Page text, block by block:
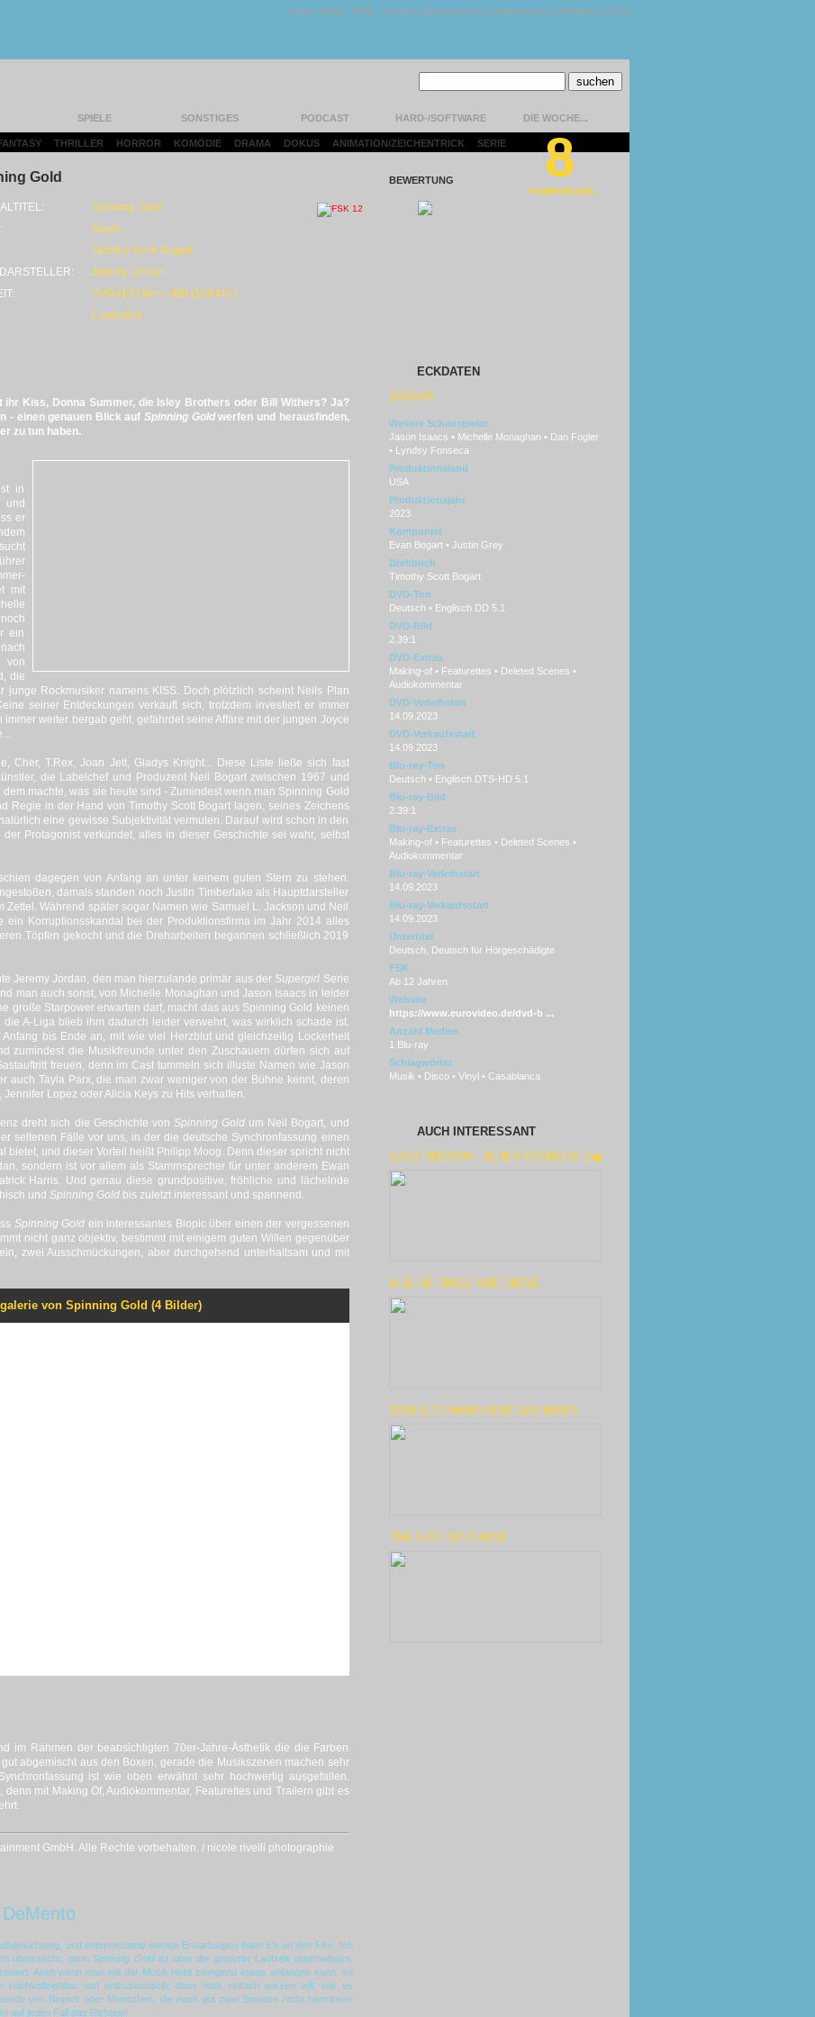
Unser Team | FAQ | Kontakt | Datenschutz | Impressum | Version 1.13.0.9
SPIELE SONSTIGES PODCAST HARD-/SOFTWARE DIE WOCHE...
THRILLER HORROR KOMÖDIE DRAMA DOKUS ANIMATION/ZEICHENTRICK SERIE
Gold
Spinning Gold
Biopic
Timothy Scott Bogart
Jeremy Jordan
DVD (133 Min) • BD (138 Min)
Eurovideo
BEWERTUNG 8
KOMFORTABEL
ihr Kiss, Donna Summer, die Isley Brothers oder Bill Withers? Ja?
- einen genauen Blick auf Spinning Goldwerfen und herausfinden,
zu tun haben.
in
und
er
mit
ein
von
die
junge Rockmusiker namens KISS. Doch plötzlich scheint Neils Plan
seiner Entdeckungen verkauft sich, trotzdem investiert er immer
weiter bergab geht, gefährdet seine Affäre mit der jungen Joyce
Cher, T.Rex, Joan Jett, Gladys Knight... Diese Liste ließe sich fast
die Labelchef und Produzent Neil Bogart zwischen 1967 und
machte, was sie heute sind - Zumindest wenn man Spinning Gold
Regie in der Hand von Timothy Scott Bogart lagen, seines Zeichens
eine gewisse Subjektivität vermuten. Darauf wird schon in den
Protagonist verkündet, alles in dieser Geschichte sei wahr, selbst
schien dagegen von Anfang an unter keinem guten Stern zu stehen.
damals standen noch Justin Timberlake als Hauptdarsteller
Während später sogar Namen wie Samuel L. Jackson und Neil
ein Korruptionsskandal bei der Produktionsfirma im Jahr 2014 alles
Töpfen gekocht und die Dreharbeiten begannen schließlich 2019
Jeremy Jordan, den man hierzulande primär aus der Supergirl Serie
man auch sonst, von Michelle Monaghan und Jason Isaacs in leider
große Starpower erwarten darf, macht das aus Spinning Gold keinen
A-Liga blieb ihm dadurch leider verwehrt, was wirklich schade ist.
bis Ende an, mit wie viel Herzblut und gleichzeitig Lockerheit
zumindest die Musikfreunde unter den Zuschauern dürfen sich auf
freuen, denn im Cast tummeln sich illuste Namen wie Jason
auch Tayla Parx, die man zwar weniger von der Bühne kennt, deren
Lopez oder Alicia Keys zu Hits verhalfen.
dreht sich die Geschichte von Spinning Gold um Neil Bogart, und
seltenen Fälle vor uns, in der die deutsche Synchronfassung einen
bietet, und dieser Vorteil heißt Philipp Moog. Denn dieser spricht nicht
sondern ist vor allem als Stammsprecher für unter anderem Ewan
Harris. Und genau diese grundpositive, fröhliche und lächelnde
und Spinning Goldbis zuletzt interessant und spannend.
Spinning Gold ein interessantes Biopic über einen der vergessenen
nicht ganz objektiv, bestimmt mit einigem guten Willen gegenüber
zwei Ausschmückungen, aber durchgehend unterhaltsam und mit
von Spinning Gold (4 Bilder)
im Rahmen der beabsichtigten 70er-Jahre-Ästhetik die die Farben
abgemischt aus den Boxen, gerade die Musikszenen machen sehr
ist wie oben erwähnt sehr hochwertig ausgefallen.
mit Making Of, Audiokommentar, Featurettes und Trailern gibt es
GmbH. Alle Rechte vorbehalten. / nicole rivelli photographie
und entsprechend wenige Erwartungen hatte ich an den Film. Ich
überrascht, denn Spinning Goldist über die gesamte Laufzeit unterhaltsam,
Auch wenn man mit der Musik nicht zwingend etwas anfangen kann, so
nachvollziehbar und enthusiastisch, dass man einfach wissen will, wie es
von Biopics oder Menschen, die nach gut zwei Stunden recht harmloser
auf jeden Fall das Richtige!
ECKDATEN
DRAMA
Weitere Schauspieler
Jason Isaacs • Michelle Monaghan • Dan Fogler
• Lyndsy Fonseca
Produktionsland
USA
Produktionsjahr
2023
Komponist
Evan Bogart • Justin Grey
Drehbuch
Timothy Scott Bogart
DVD-Ton
Deutsch • Englisch DD 5.1
DVD-Bild
2.39:1
DVD-Extras
Making-of • Featurettes • Deleted Scenes •
Audiokommentar
DVD-Verleihstart
14.09.2023
DVD-Verkaufsstart
14.09.2023
Blu-ray-Ton
Deutsch • Englisch DTS-HD 5.1
Blu-ray-Bild
2.39:1
Blu-ray-Extras
Making-of • Featurettes • Deleted Scenes •
Audiokommentar
Blu-ray-Verleihstart
14.09.2023
Blu-ray-Verkaufsstart
14.09.2023
Untertitel
Deutsch, Deutsch für Hörgeschädigte
FSK
Ab 12 Jahren
Website
https://www.eurovideo.de/dvd-b ...
Anzahl Medien
1 Blu-ray
Schlagwörter
Musik • Disco • Vinyl • Casablanca
AUCH INTERESSANT
LAST BREATH - JEDER ATEMZUG Z�...
KLEINE DINGE WIE DIESE
DER ALTE MANN UND DAS MEER
THE LIFE OF CHUCK